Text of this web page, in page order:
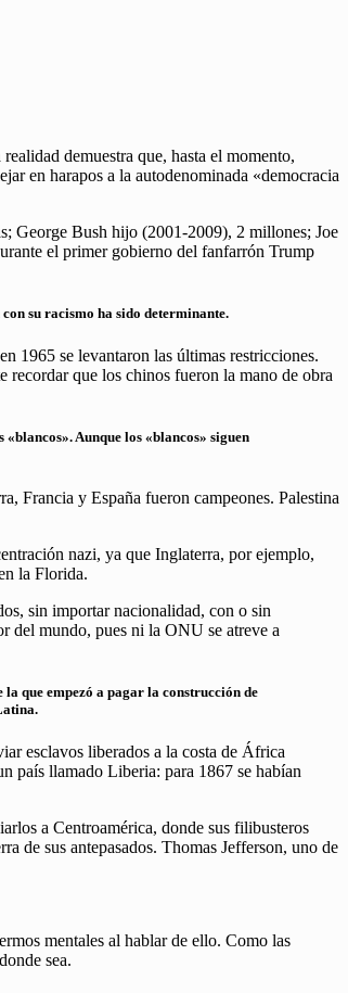
demuestra que, hasta el momento,
en harapos a la autodenominada «democracia
George Bush hijo (2001-2009), 2 millones; Joe
el primer gobierno del fanfarrón Trump
su racismo ha sido determinante.
1965 se levantaron las últimas restricciones.
recordar que los chinos fueron la mano de obra
Aunque los «blancos» siguen
Francia y España fueron campeones. Palestina
nazi, ya que Inglaterra, por ejemplo,
la Florida.
sin importar nacionalidad, con o sin
del mundo, pues ni la ONU se atreve a
que empezó a pagar la construcción de
esclavos liberados a la costa de África
país llamado Liberia: para 1867 se habían
a Centroamérica, donde sus filibusteros
de sus antepasados. Thomas Jefferson, uno de
mentales al hablar de ello. Como las
sea.